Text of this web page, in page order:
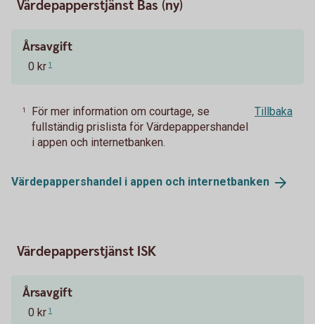
Värdepapperstjänst Bas (ny)
Årsavgift
0 kr 1
1
För mer information om courtage, se
fullständig prislista för Värdepappershandel
i appen och internetbanken.
Tillbaka
Värdepappershandel i appen och internetbanken
Värdepapperstjänst ISK
Årsavgift
0 kr 1